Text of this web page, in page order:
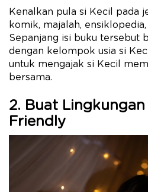
Kenalkan pula si Kecil pada
komik, majalah,
Sepanjang isi buku tersebut
dengan kelompok usia si
untuk mengajak si Kecil
bersama.
2. Buat Lingkungan
Friendly